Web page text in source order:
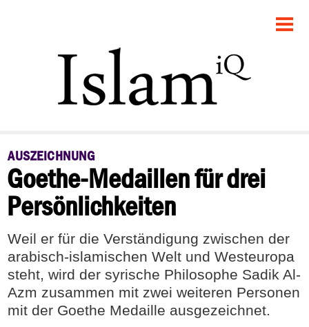
POLITIK
FEUILLETON
PANORAMA
RECHT
DEBATTE
AUSZEICHNUNG
Goethe-Medaillen für drei
Persönlichkeiten
Weil er für die Verständigung zwischen der
arabisch-islamischen Welt und Westeuropa
steht, wird der syrische Philosophe Sadik Al-
Azm zusammen mit zwei weiteren Personen
mit der Goethe Medaille ausgezeichnet.